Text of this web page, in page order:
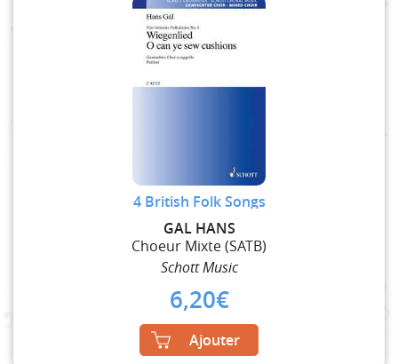
4 British Folk Songs
GAL HANS
Choeur Mixte (SATB)
Schott Music
6,20€
Ajouter